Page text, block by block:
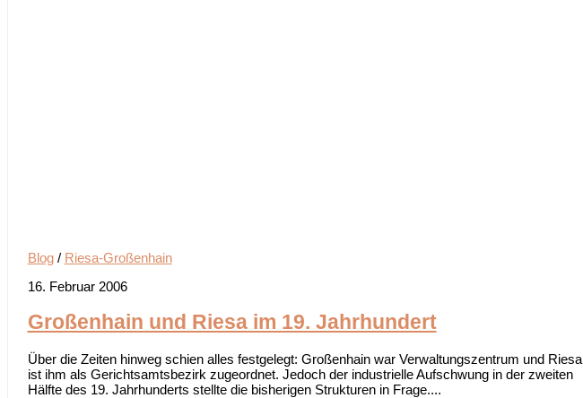
Blog/ Riesa-Großenhain
16. Februar 2006
Großenhain und Riesa im 19. Jahrhundert
Über die Zeiten hinweg schien alles festgelegt: Großenhain war Verwaltungszentrum und Riesa
ist ihm als Gerichtsamtsbezirk zugeordnet. Jedoch der industrielle Aufschwung in der zweiten
Hälfte des 19. Jahrhunderts stellte die bisherigen Strukturen in Frage....